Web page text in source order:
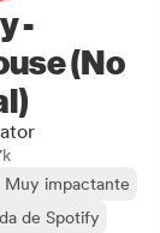
-
(No
Muy impactante
de Spotify